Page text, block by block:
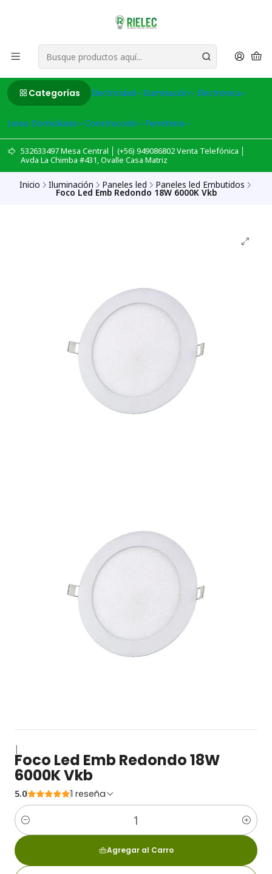
Categorías Electricidad Iluminación Electronica
Linea Domiciliaria Construcción Ferreteria
532633497 Mesa Central │ (+56) 949086802 Venta Telefónica │
Avda La Chimba #431, Ovalle Casa Matriz
Inicio Iluminación Paneles led Paneles led Embutidos
Foco Led Emb Redondo 18W 6000K Vkb
|
Foco Led Emb Redondo 18W
6000K Vkb
5.0 1 reseña
Cantidad
Agregar al Carro